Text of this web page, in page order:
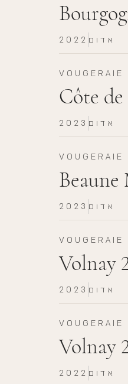
2022 אדום
VOUGERAIE
Côte de
2023 אדום
VOUGERAIE
Beaune
2023 אדום
VOUGERAIE
Volnay
2023 אדום
VOUGERAIE
Volnay
2022 אדום